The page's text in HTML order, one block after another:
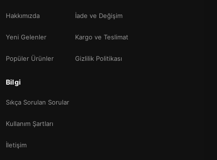
Hakkımızda
Yeni Gelenler
Popüler Ürünler
İade ve Değişim
Kargo ve Teslimat
Gizlilik Politikası
Bilgi
Sıkça Sorulan Sorular
Kullanım Şartları
İletişim